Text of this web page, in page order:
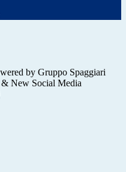
by Gruppo Spaggiari
New Social Media